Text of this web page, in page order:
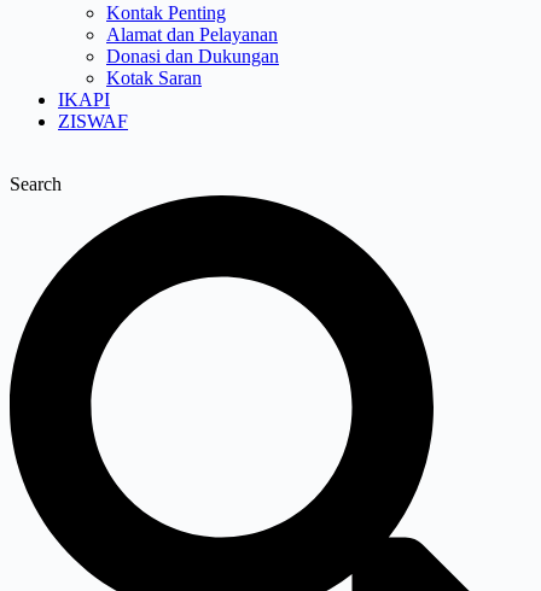
Kontak Penting
Alamat dan Pelayanan
Donasi dan Dukungan
Kotak Saran
IKAPI
ZISWAF
Search